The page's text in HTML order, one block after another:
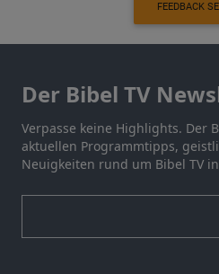
FEEDBACK
Der Bibel TV
Verpasse keine Highlights. Der
aktuellen Programmtipps,
Neuigkeiten rund um Bibel TV